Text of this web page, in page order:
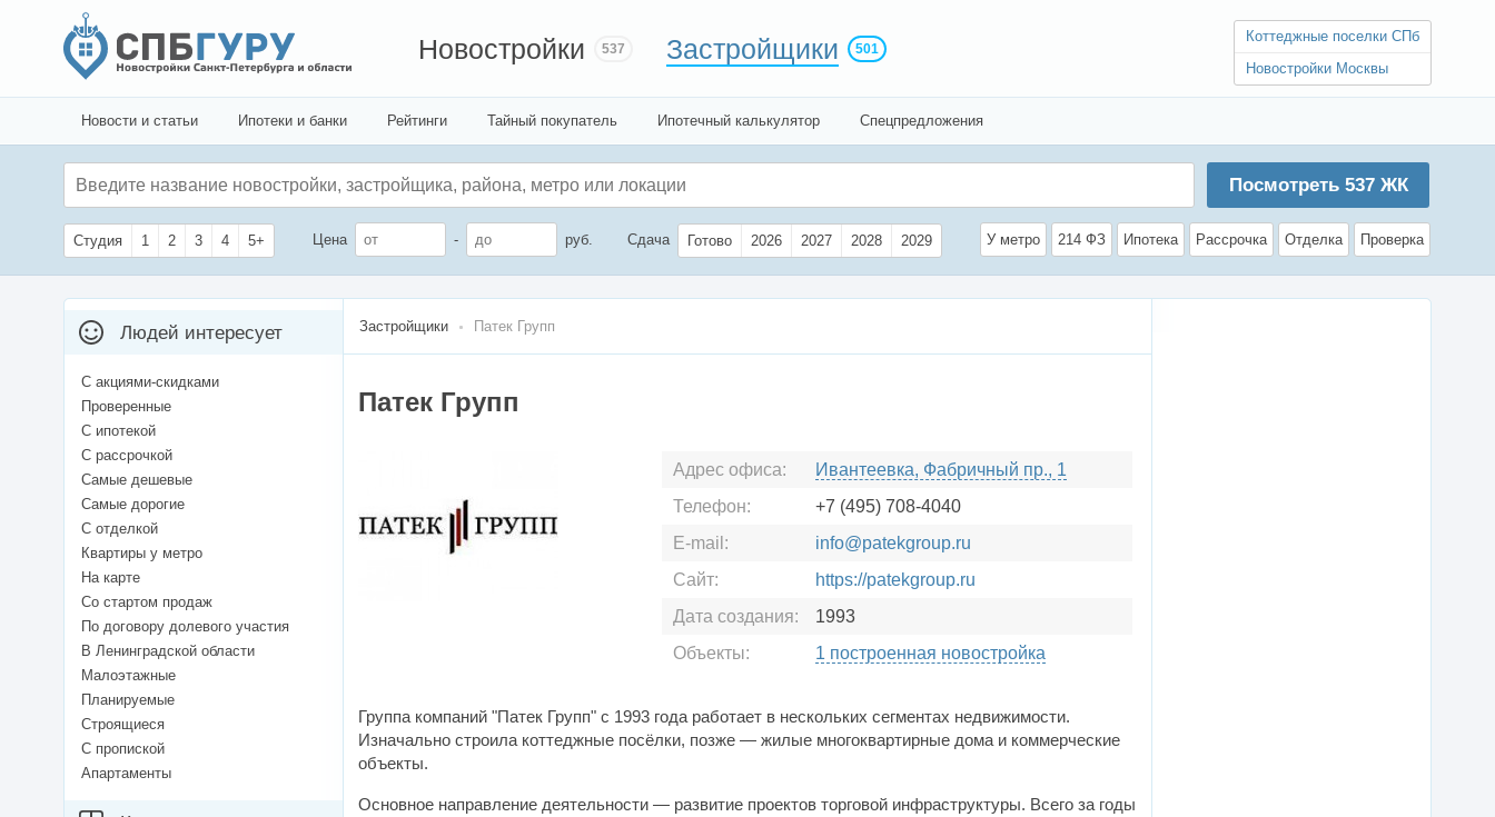
Новостройки 537 Застройщики 501
Коттеджные поселки СПб
Новостройки Москвы
Новости и статьи Ипотеки и банки Рейтинги Тайный покупатель Ипотечный калькулятор Спецпредложения
Посмотреть 537ЖК
Студия 1 2 3 4 5+ Цена - руб. Сдача Готово 2026 2027 2028 2029 У метро 214 ФЗ Ипотека Рассрочка Отделка Проверка
Застройщики Патек Групп
Патек Групп
Адрес офиса:
Ивантеевка, Фабричный пр., 1
Телефон:
+7 (495) 708-4040
E-mail:
info@patekgroup.ru
Сайт:
https://patekgroup.ru
Дата создания:
1993
Объекты:
1 построенная новостройка
Группа компаний "Патек Групп" с 1993 года работает в нескольких сегментах недвижимости.
Изначально строила коттеджные посёлки, позже — жилые многоквартирные дома и коммерческие
объекты.
Основное направление деятельности — развитие проектов торговой инфраструктуры. Всего за годы
Людей интересует
С акциями-скидками
Проверенные
С ипотекой
С рассрочкой
Самые дешевые
Самые дорогие
С отделкой
Квартиры у метро
На карте
Со стартом продаж
По договору долевого участия
В Ленинградской области
Малоэтажные
Планируемые
Строящиеся
С пропиской
Апартаменты